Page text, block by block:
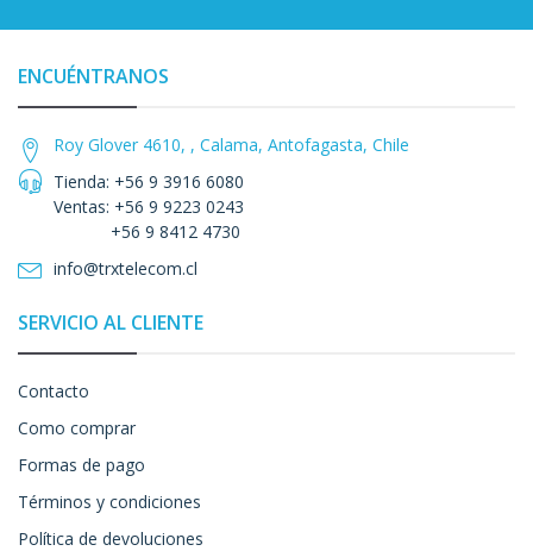
ENCUÉNTRANOS
Roy Glover 4610, , Calama, Antofagasta, Chile
Tienda: +56 9 3916 6080
Ventas: +56 9 9223 0243
+56 9 8412 4730
info@trxtelecom.cl
SERVICIO AL CLIENTE
Contacto
Como comprar
Formas de pago
Términos y condiciones
Política de devoluciones